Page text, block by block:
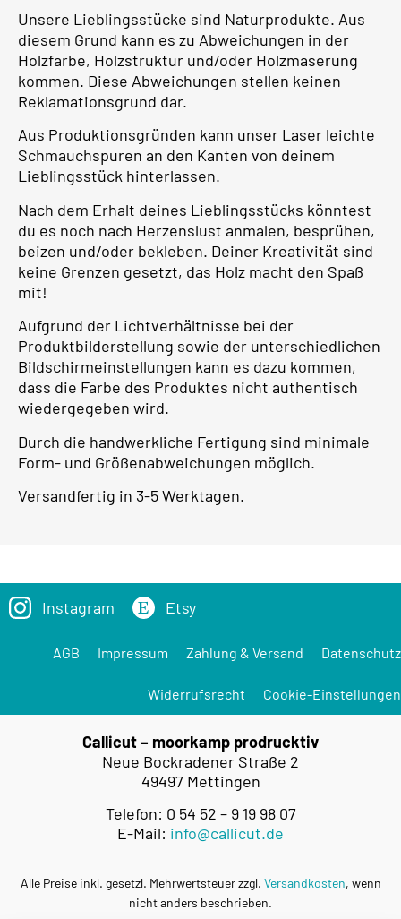
Unsere Lieblingsstücke sind Naturprodukte. Aus
diesem Grund kann es zu Abweichungen in der
Holzfarbe, Holzstruktur und/oder Holzmaserung
kommen. Diese Abweichungen stellen keinen
Reklamationsgrund dar.
Aus Produktionsgründen kann unser Laser leichte
Schmauchspuren an den Kanten von deinem
Lieblingsstück hinterlassen.
Nach dem Erhalt deines Lieblingsstücks könntest
du es noch nach Herzenslust anmalen, besprühen,
beizen und/oder bekleben. Deiner Kreativität sind
keine Grenzen gesetzt, das Holz macht den Spaß
mit!
Aufgrund der Lichtverhältnisse bei der
Produktbilderstellung sowie der unterschiedlichen
Bildschirmeinstellungen kann es dazu kommen,
dass die Farbe des Produktes nicht authentisch
wiedergegeben wird.
Durch die handwerkliche Fertigung sind minimale
Form- und Größenabweichungen möglich.
Versandfertig in 3-5 Werktagen.
Instagram Etsy
AGB Impressum Zahlung & Versand Datenschutz
Widerrufsrecht Cookie-Einstellungen
Callicut – moorkamp prodrucktiv
Neue Bockradener Straße 2
49497 Mettingen
Telefon: 0 54 52 – 9 19 98 07
E-Mail: info@callicut.de
Alle Preise inkl. gesetzl. Mehrwertsteuer zzgl. Versandkosten, wenn
nicht anders beschrieben.